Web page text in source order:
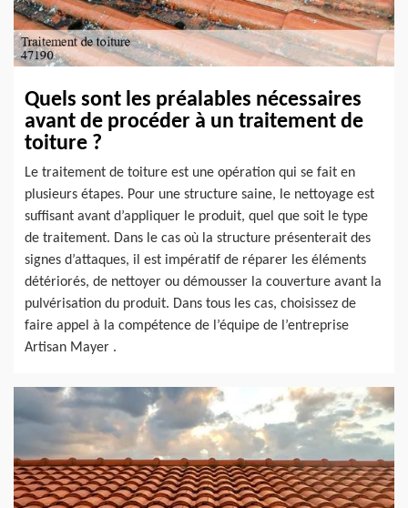
Quels sont les préalables nécessaires
avant de procéder à un traitement de
toiture ?
Le traitement de toiture est une opération qui se fait en
plusieurs étapes. Pour une structure saine, le nettoyage est
suffisant avant d’appliquer le produit, quel que soit le type
de traitement. Dans le cas où la structure présenterait des
signes d’attaques, il est impératif de réparer les éléments
détériorés, de nettoyer ou démousser la couverture avant la
pulvérisation du produit. Dans tous les cas, choisissez de
faire appel à la compétence de l’équipe de l’entreprise
Artisan Mayer .